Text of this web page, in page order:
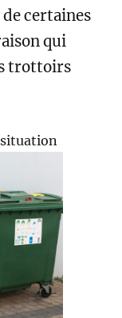
de certaines
qui
trottoirs